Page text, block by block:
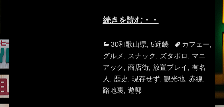
続きを読む・・
Categories
30和歌山県 5近畿 Tagsカフェー
グルメ
スナック ズタボロ
マニ
アック
商店街, 放置プレイ
有名
人
歴史 現存せず, 観光地, 赤線
路地裏 遊郭